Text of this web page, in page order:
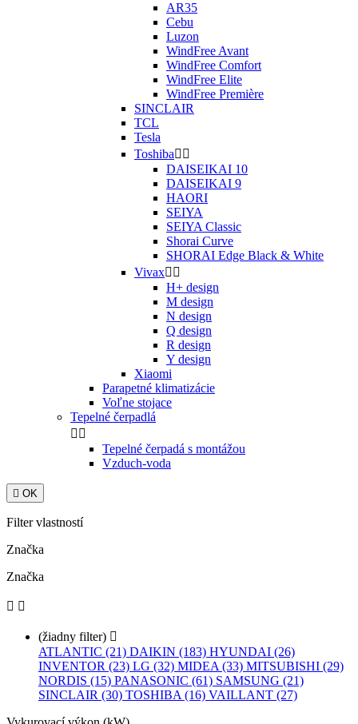
AR35
Cebu
Luzon
WindFree Avant
WindFree Comfort
WindFree Elite
WindFree Première
SINCLAIR
TCL
Tesla
Toshiba 
DAISEIKAI 10
DAISEIKAI 9
HAORI
SEIYA
SEIYA Classic
Shorai Curve
SHORAI Edge Black & White
Vivax 
H+ design
M design
N design
Q design
R design
Y design
Xiaomi
Parapetné klimatizácie
Voľne stojace
Tepelné čerpadlá
 
Tepelné čerpadá s montážou
Vzduch-voda
 OK
Filter vlastností
Značka
Značka
 
(žiadny filter) 
ATLANTIC (21) DAIKIN (183) HYUNDAI (26)
INVENTOR (23) LG (32) MIDEA (33) MITSUBISHI (29)
NORDIS (15) PANASONIC (61) SAMSUNG (21)
SINCLAIR (30) TOSHIBA (16) VAILLANT (27)